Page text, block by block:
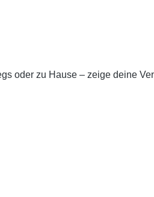
oder zu Hause – zeige deine